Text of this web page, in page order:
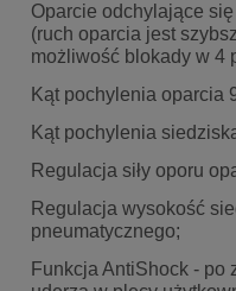
Oparcie odchylające
(ruch oparcia jest
możliwość blokady w 4
Kąt pochylenia oparcia
Kąt pochylenia
Regulacja siły oporu
Regulacja wysokość
pneumatycznego;
Funkcja AntiShock -